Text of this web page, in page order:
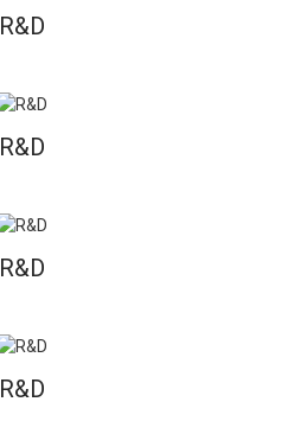
R&D
R&D
R&D
R&D